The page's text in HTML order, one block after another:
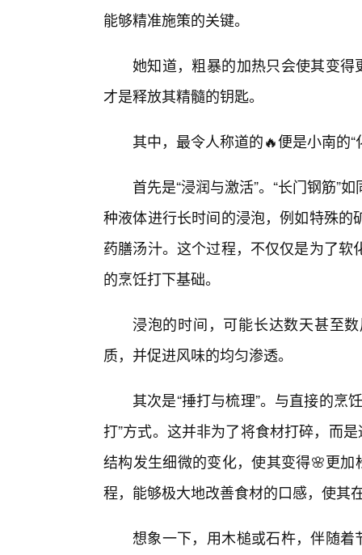
能够精准施策的关键。
她知道，粗暴的加热只会使其变得
才是释放其精髓的钥匙。
其中，最令人称道的🔥便是小南的
首先是“浸润与激活”。“长门钢筋”
种液体进行长时间的浸泡，例如特殊
药膳汤汁。这个过程，不仅仅是为了
的烹饪打下基础。
浸泡的时间，可能长达数天甚至
质，并促进风味的均匀渗透。
其次是“捶打与梳理”。与直接的烹
打”方式。这并非为了将食材打碎，而
结构发生细微的变化，使其变得🌸更
程，能够极大地改善食材的口感，使其
想象一下，用木槌或石杵，伴随着